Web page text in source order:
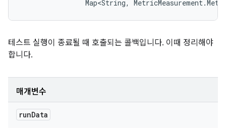
Map<String,
테스트 실행이 종료될 때 호출되는 콜백입니다. 이때 정리해야
합니다.
매개변수
runData